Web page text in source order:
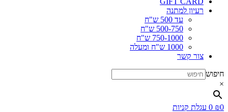
רעיון למתנה
עד 500 ש"ח
500-750 ש"ח
750-1000 ש"ח
1000 ש"ח ומעלה
צור קשר
חיפוש
×
₪0
0 עגלת קניות